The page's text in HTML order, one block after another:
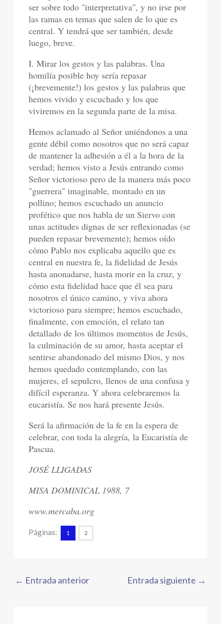
ser sobre todo "interpretativa", y no irse por
las ramas en temas que salen de lo que es
central. Y tendrá que ser también, desde
luego, breve.
I. Mirar los gestos y las palabras. Una
homilía posible hoy sería repasar
(¡brevemente!) los gestos y las palabras que
hemos vivido y escuchado y los que
viviremos en la segunda parte de la misa.
Hemos aclamado al Señor uniéndonos a una
gente débil como nosotros que no será capaz
de mantener la adhesión a él a la hora de la
verdad; hemos visto a Jesús entrando como
Señor victorioso pero de la manera más poco
"guerrera" imaginable, montado en un
pollino; hemos escuchado un anuncio
profético que nos habla de un Siervo con
unas actitudes dignas de ser reflexionadas (se
pueden repasar brevemente); hemos oído
cómo Pablo nos explicaba aquello que es
central en nuestra fe, la fidelidad de Jesús
hasta anonadarse, hasta morir en la cruz, y
cómo esta fidelidad hace que él sea para
nosotros el único camino, y viva ahora
victorioso para siempre; hemos escuchado,
finalmente, con emoción, el relato tan
detallado de los últimos momentos de Jesús,
la culminación de su amor, hasta aceptar el
sentirse abandonado del mismo Dios, y nos
hemos quedado contemplando, con las
mujeres, el sepulcro, llenos de una confusa y
difícil esperanza. Y ahora celebraremos la
eucaristía. Se nos hará presente Jesús.
Será la afirmación de la fe en la espera de
celebrar, con toda la alegría, la Eucaristía de
Pascua.
JOSÉ LLIGADAS
MISA DOMINICAL 1988, 7
www.mercaba.org
Páginas: 1 2
← Entrada anterior Entrada siguiente →